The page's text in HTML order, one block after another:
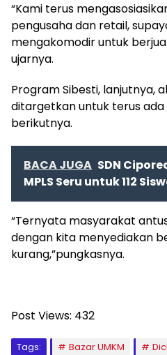
“Kami terus
pengusaha dan retail,
mengakomodir untuk
ujarnya.
Program Sibesti, lanjutnya,
ditargetkan untuk terus
berikutnya.
BACA JUGA SDN
MPLS Seru untuk 112
“Ternyata masyarakat
dengan kita menyediakan
kurang,”pungkasnya.
Post Views: 432
Tags: Bazar UMKM